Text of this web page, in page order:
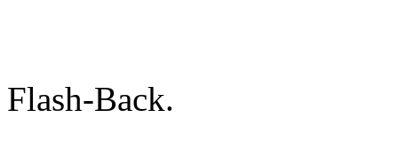
Flash-Back.